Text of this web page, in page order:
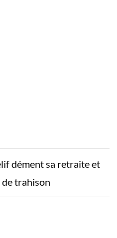
dément sa retraite et
de trahison